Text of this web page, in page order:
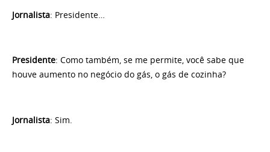
Jornalista: Presidente…
Presidente: Como também, se me permite, você sabe que
houve aumento no negócio do gás, o gás de cozinha?
Jornalista: Sim.